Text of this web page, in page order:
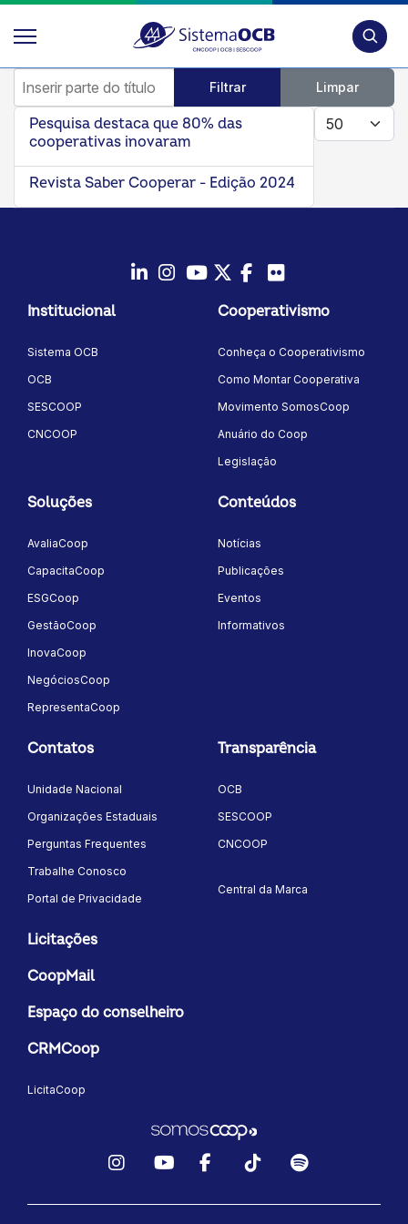
Inserir parte do título
Filtrar Limpar
Mostrar #
Pesquisa destaca que 80% das
cooperativas inovaram
Revista Saber Cooperar - Edição 2024
Instagram
YoutubeTwitter/X
Facebook
Institucional
Sistema OCB
OCB
SESCOOP
CNCOOP
Cooperativismo
Conheça o Cooperativismo
Como Montar Cooperativa
Movimento SomosCoop
Anuário do Coop
Legislação
Soluções
AvaliaCoop
CapacitaCoop
ESGCoop
GestãoCoop
InovaCoop
NegóciosCoop
RepresentaCoop
Conteúdos
Notícias
Publicações
Eventos
Informativos
Contatos
Unidade Nacional
Organizações Estaduais
Perguntas Frequentes
Trabalhe Conosco
Portal de Privacidade
Transparência
OCB
SESCOOP
CNCOOP
Central da Marca
Licitações
CoopMail
Espaço do conselheiro
CRMCoop
LicitaCoop